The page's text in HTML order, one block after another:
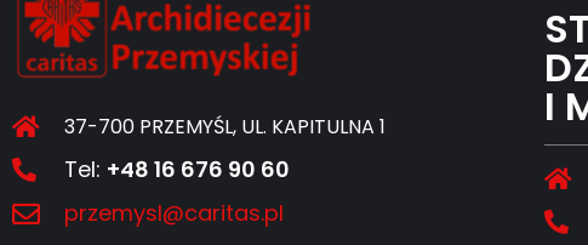
37-700 PRZEMYŚL, UL. KAPITULNA 1
Tel: +48 16 676 90 60
przemysl@caritas.pl
I